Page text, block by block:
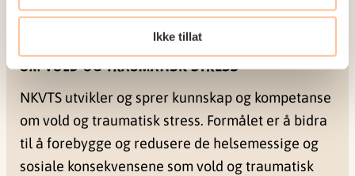
Ikke tillat
NKVTS utvikler og sprer kunnskap og kompetanse
om vold og traumatisk stress. Formålet er å bidra
til å forebygge og redusere de helsemessige og
sosiale konsekvensene som vold og traumatisk